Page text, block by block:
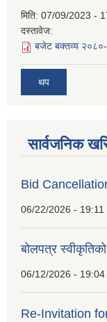
मिति: 07/09/2023 -
दस्तावेज:
बजेट बक्तव्य
थप
सार्वजनिक
Bid
06/22/2026 - 19:11
बोलपत्र
06/12/2026 - 19:04
Re-Invitation